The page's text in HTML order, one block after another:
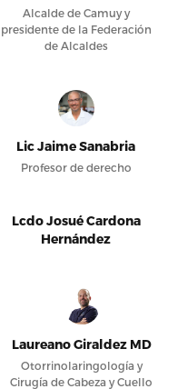
Alcalde de Camuy y
presidente de la Federación
de Alcaldes
Lic Jaime Sanabria
Profesor de derecho
Lcdo Josué Cardona
Hernández
Laureano Giraldez MD
Otorrinolaringología y
Cirugía de Cabeza y Cuello